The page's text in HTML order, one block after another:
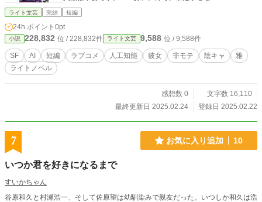
ライト文芸 完結 短編
24h.ポイント 0pt
小説 228,832 位 / 228,832件 ライト文芸 9,588 位 / 9,588件
SF AI 短編 ラブコメ 人工知能 彼女 非モテ 陰キャ
雅
ライトノベル
感想数 0
文字数 16,110
最終更新日 2025.02.24
登録日 2025.02.22
7 お気に入り追加 10
いつか君を好きになるまで
すいかちゃん
谷原和久と村瀬浩一、そして佐原望は幼馴染みで親友だった。いつしか和久は浩